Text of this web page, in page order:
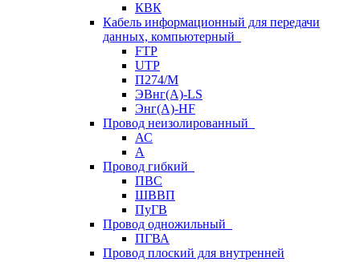
КВК
Кабель информационный для передачи
данных, компьютерный
FTP
UTP
П274/М
ЭВнг(А)-LS
Энг(А)-HF
Провод неизолированный
АС
А
Провод гибкий
ПВС
ШВВП
ПуГВ
Провод одножильный
ПГВА
Провод плоский для внутренней